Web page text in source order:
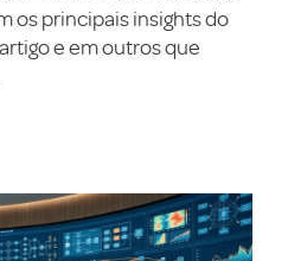
os principais insights do
e em outros que